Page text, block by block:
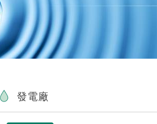
發電廠